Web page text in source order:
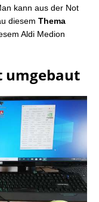
kann aus der Not
diesem Thema
Aldi Medion
umgebaut